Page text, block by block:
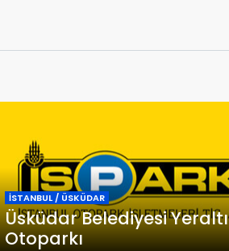
İSTANBUL / ÜSKÜDAR
Üsküdar Belediyesi Yeraltı
Otoparkı